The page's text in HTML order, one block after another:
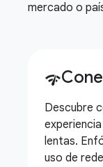
mercado o
network_check
Descubre
lentas.
uso de